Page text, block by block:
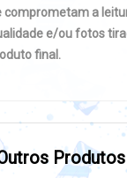
a
e/ou fotos
final.
Produtos